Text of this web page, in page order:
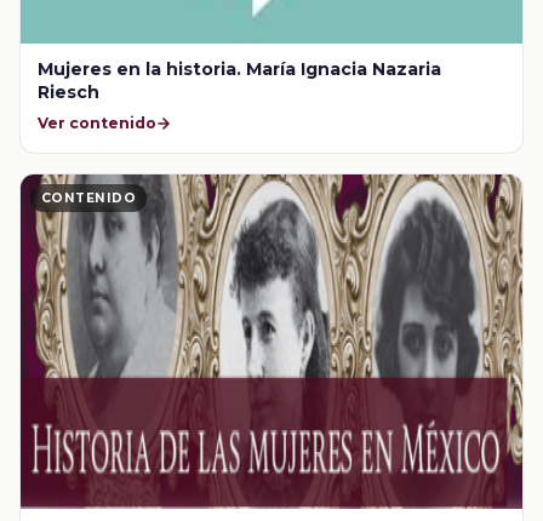
Mujeres en la historia. María Ignacia Nazaria
Riesch
Ver contenido
CONTENIDO